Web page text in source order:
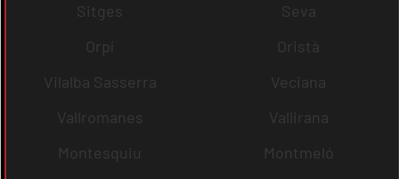
Sitges
Seva
Orpí
Oristà
Vilalba Sasserra
Veciana
Vallromanes
Vallirana
Montesquiu
Montmeló